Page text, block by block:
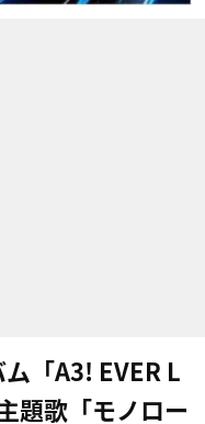
ム「A3! EVER L
題歌「モノロー